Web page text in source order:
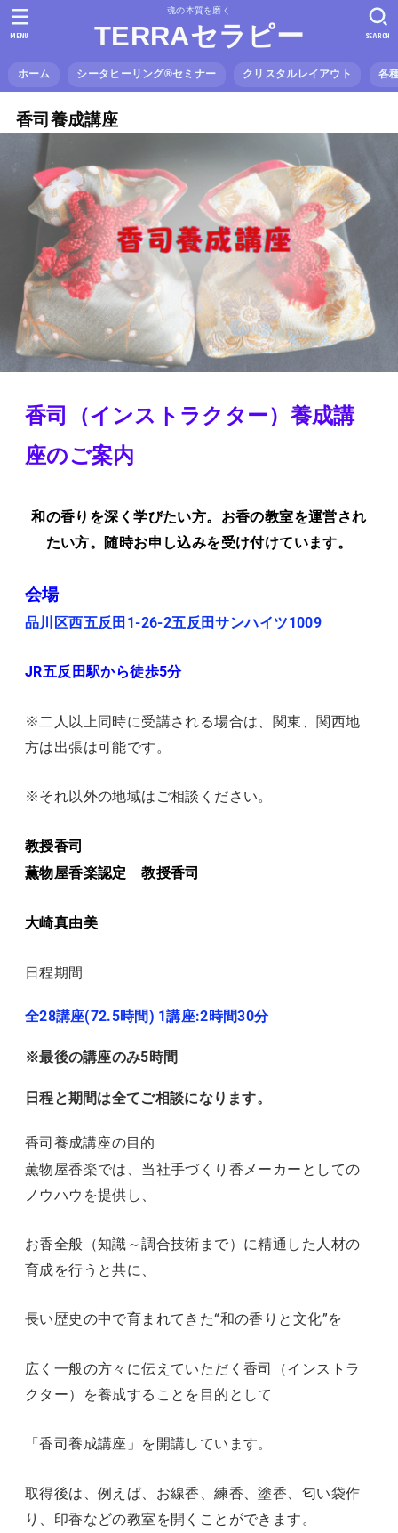
魂の本質を磨く
TERRAセラピー
ホーム シータヒーリング®️セミナー クリスタルレイアウト 各
SEARCH
MENU
香司養成講座
香司（インストラクター）養成講
座のご案内
和の香りを深く学びたい方。お香の教室を運営され
たい方。随時お申し込みを受け付けています。
会場
品川区西五反田1-26-2五反田サンハイツ1009
JR五反田駅から徒歩5分
※二人以上同時に受講される場合は、関東、関西地
方は出張は可能です。
※それ以外の地域はご相談ください。
教授香司
薫物屋香楽認定 教授香司
大崎真由美
日程期間
全28講座(72.5時間) 1講座:2時間30分
※最後の講座のみ5時間
日程と期間は全てご相談になります。
香司養成講座の目的
薫物屋香楽では、当社手づくり香メーカーとしての
ノウハウを提供し、
お香全般（知識～調合技術まで）に精通した人材の
育成を行うと共に、
長い歴史の中で育まれてきた“和の香りと文化”を
広く一般の方々に伝えていただく香司（インストラ
クター）を養成することを目的として
「香司養成講座」を開講しています。
取得後は、例えば、お線香、練香、塗香、匂い袋作
り、印香などの教室を開くことができます。